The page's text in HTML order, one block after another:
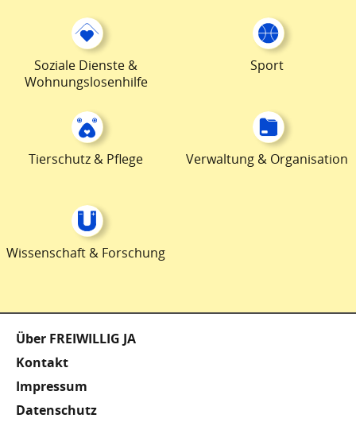
Soziale Dienste &
Wohnungslosenhilfe
Sport
Tierschutz & Pflege Verwaltung & Organisation
Wissenschaft & Forschung
Fußzeile
Über FREIWILLIG JA
Kontakt
Impressum
Datenschutz